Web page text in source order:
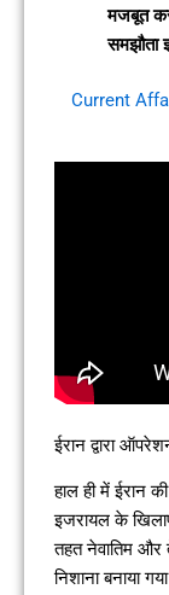
मजबूत
समझौता
Current
ईरान द्वारा
हाल ही में ईरान
इजरायल के
तहत नेवातिम और
निशाना बनाया